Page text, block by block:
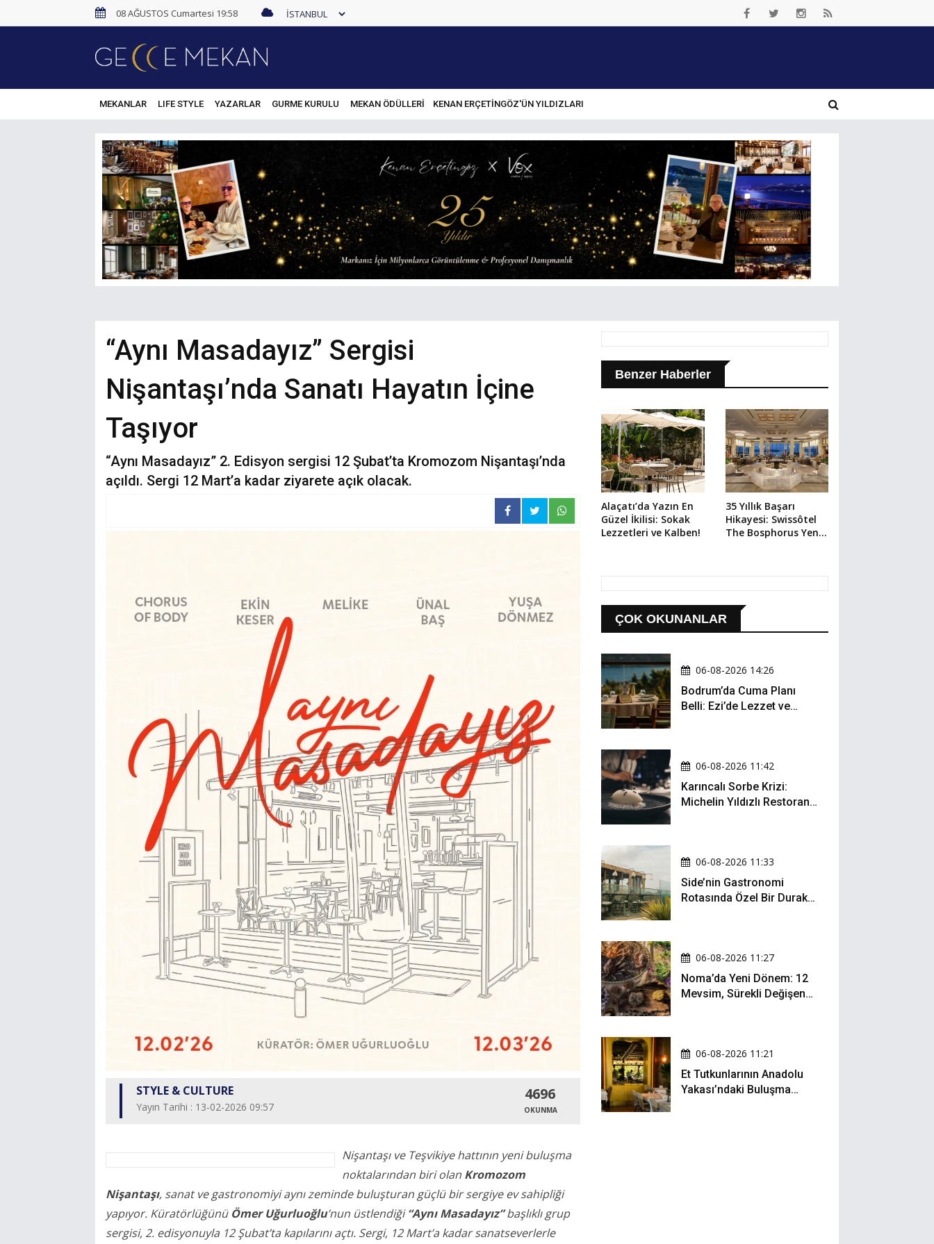
08 AĞUSTOS Cumartesi 19:58
MEKANLAR LIFE STYLE YAZARLAR GURME KURULU MEKAN ÖDÜLLERİ KENAN ERÇETINGÖZ'ÜN YILDIZLARI
“Aynı Masadayız” Sergisi
Nişantaşı’nda Sanatı Hayatın İçine
Taşıyor
“Aynı Masadayız” 2. Edisyon sergisi 12 Şubat’ta Kromozom Nişantaşı’nda
açıldı. Sergi 12 Mart’a kadar ziyarete açık olacak.
STYLE & CULTURE
Yayın Tarihi : 13-02-2026 09:57
4696
OKUNMA
Nişantaşı ve Teşvikiye hattının yeni buluşma
noktalarından biri olan Kromozom
Nişantaşı, sanat ve gastronomiyi aynı zeminde buluşturan güçlü bir sergiye ev sahipliği
yapıyor. Küratörlüğünü Ömer Uğurluoğlu’nun üstlendiği“Aynı Masadayız”başlıklı grup
sergisi, 2. edisyonuyla 12 Şubat’ta kapılarını açtı. Sergi, 12 Mart’a kadar sanatseverlerle
Benzer Haberler
Alaçatı’da Yazın En
Güzel İkilisi: Sokak
Lezzetleri ve Kalben!
35 Yıllık Başarı
Hikayesi: Swissôtel
The Bosphorus Yeni
ÇOK OKUNANLAR
06-08-2026 14:26
Bodrum’da Cuma Planı
Belli: Ezi’de Lezzet ve
06-08-2026 11:42
Karıncalı Sorbe Krizi:
Michelin Yıldızlı Restoran
06-08-2026 11:33
Side’nin Gastronomi
Rotasında Özel Bir Durak:
06-08-2026 11:27
Noma’da Yeni Dönem: 12
Mevsim, Sürekli Değişen
06-08-2026 11:21
Et Tutkunlarının Anadolu
Yakası’ndaki Buluşma